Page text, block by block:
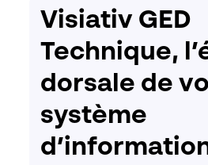
Visiativ GED
Technique,
dorsale de
système